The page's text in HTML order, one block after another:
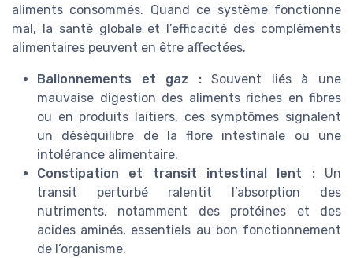
aliments consommés. Quand ce système fonctionne
mal, la santé globale et l’efficacité des compléments
alimentaires peuvent en être affectées.
Ballonnements et gaz :Souvent liés à une
mauvaise digestion des aliments riches en fibres
ou en produits laitiers, ces symptômes signalent
un déséquilibre de la flore intestinale ou une
intolérance alimentaire.
Constipation et transit intestinal lent :Un
transit perturbé ralentit l’absorption des
nutriments, notamment des protéines et des
acides aminés, essentiels au bon fonctionnement
de l’organisme.